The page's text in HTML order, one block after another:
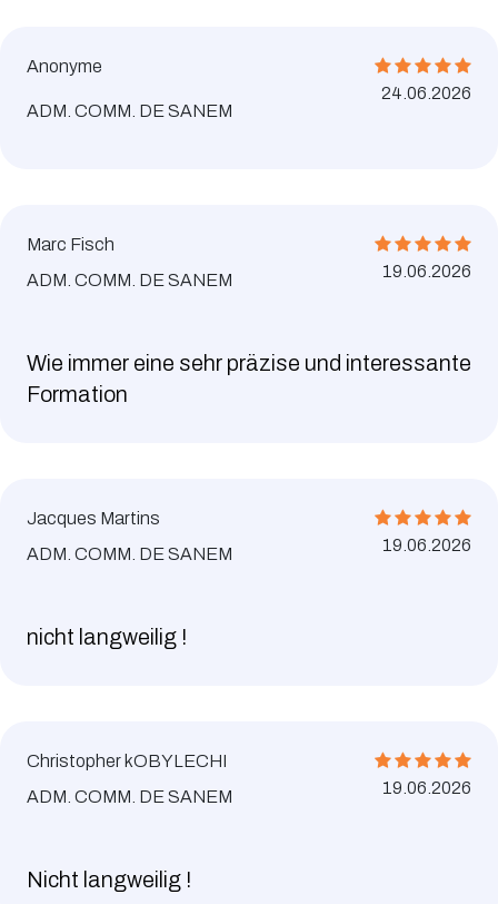
Anonyme
ADM. COMM. DE SANEM
24.06.2026
Marc Fisch
ADM. COMM. DE SANEM
19.06.2026
Wie immer eine sehr präzise und interessante
Formation
Jacques Martins
ADM. COMM. DE SANEM
19.06.2026
nicht langweilig !
Christopher kOBYLECHI
ADM. COMM. DE SANEM
19.06.2026
Nicht langweilig !